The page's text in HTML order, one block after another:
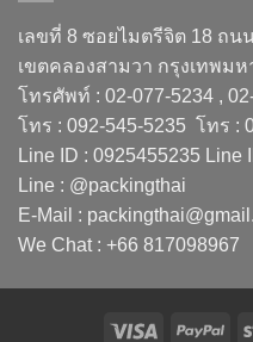
เลขที่ 8 ซอยไมตรีจิต 18 ถ
เขตคลองสามวา กรุงเทพม
โทรศัพท์ : 02-077-5234 ,
โทร : 092-545-5235 โทร :
Line ID : 0925455235 Line
Line : @packingthai
E-Mail :
We Chat : +66 817098967